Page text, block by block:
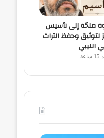
ملحّة إلى تأسيس
لتوثيق وحفظ التراث
الليبي